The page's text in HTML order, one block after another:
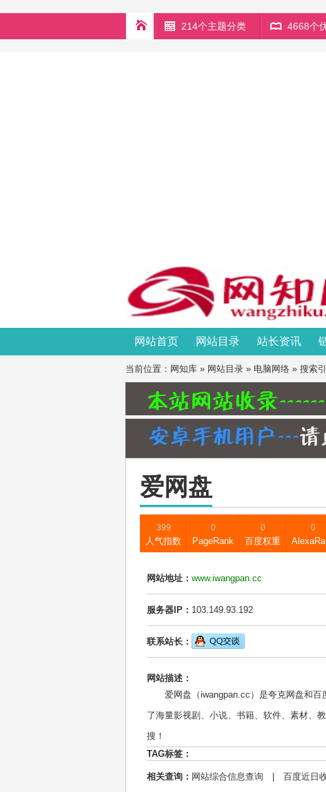
214个主题分类 4668个
网站首页 网站目录 站长资讯
当前位置： 网知库 » 网站目录 » 电脑网络 » 搜索
爱网盘
399
人气指数
0
PageRank
0
百度权重
0
网站地址： www.iwangpan.cc
服务器IP： 103.149.93.192
联系站长：
网站描述：
爱网盘（iwangpan.cc）是夸克网盘和
了海量影视剧、小说、书籍、软件、素材、
搜！
TAG标签：
相关查询： 网站综合信息查询 百度近日